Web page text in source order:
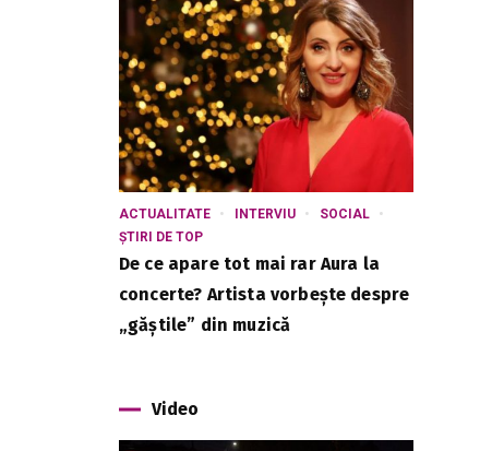
ACTUALITATE INTERVIU
SOCIAL
ȘTIRI DE TOP
De ce apare tot mai rar Aura la
concerte? Artista vorbește despre
„găștile” din muzică
Video